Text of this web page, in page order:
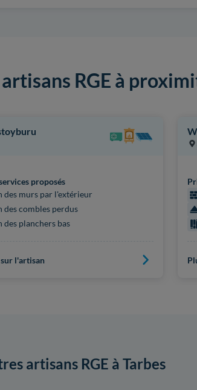
RGE à
proposés
des murs par l'extérieur
des combles perdus
des planchers bas
l'artisan
artisans RGE à Tarbes